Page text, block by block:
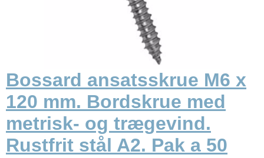
Bossard ansatsskrue M6 x
120 mm. Bordskrue med
metrisk- og trægevind.
Rustfrit stål A2. Pak a 50